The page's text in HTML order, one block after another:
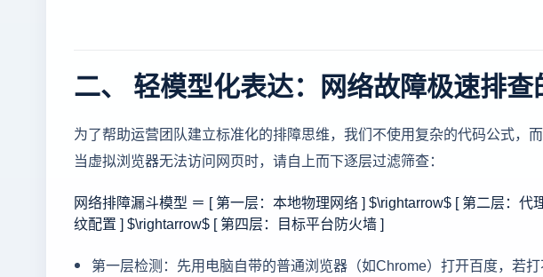
二、 轻模型化表达：网络故障极速排查
为了帮助运营团队建立标准化的排障思维，我们不使用复杂的代码公式，
当虚拟浏览器无法访问网页时，请自上而下逐层过滤筛查：
网络排障漏斗模型 ＝ [ 第一层：本地物理网络 ] $\rightarrow$ [ 第二层：
纹配置 ] $\rightarrow$ [ 第四层：目标平台防火墙 ]
第一层检测：先用电脑自带的普通浏览器（如Chrome）打开百度，若